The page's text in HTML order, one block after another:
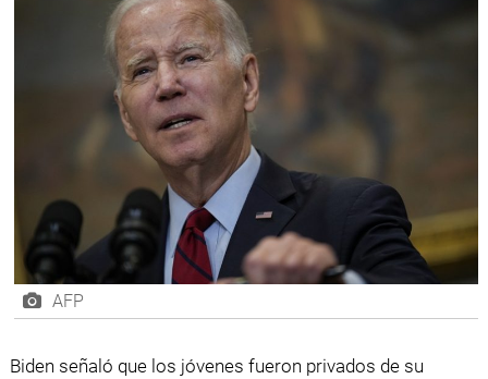
AFP
Biden señaló que los jóvenes fueron privados de su